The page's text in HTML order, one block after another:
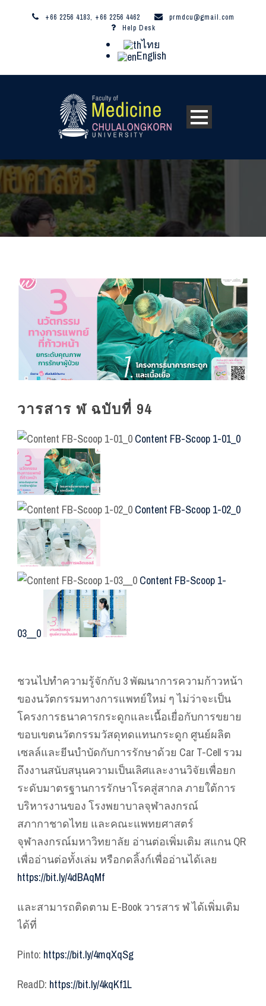
+66 2256 4183, +66 2256 4462
prmdcu@gmail.com
Help Desk
ไทย
English
วารสาร ฬ ฉบับที่ 94
Content FB-Scoop 1-01_0
Content FB-Scoop 1-02_0
Content FB-Scoop 1-
03__0
ชวนไปทำความรู้จักกับ 3 พัฒนาการความก้าวหน้า
ของนวัตกรรมทางการแพทย์ใหม่ ๆ ไม่ว่าจะเป็น
โครงการธนาคารกระดูกและเนื้อเยื่อกับการขยาย
ขอบเขตนวัตกรรมวัสดุทดแทนกระดูก ศูนย์ผลิต
เซลล์และยีนบำบัดกับการรักษาด้วย Car T-Cell รวม
ถึงงานสนับสนุนความเป็นเลิศและงานวิจัยเพื่อยก
ระดับมาตรฐานการรักษาโรคสู่สากล ภายใต้การ
บริหารงานของ โรงพยาบาลจุฬาลงกรณ์
สภากาชาดไทย และคณะแพทยศาสตร์
จุฬาลงกรณ์มหาวิทยาลัย อ่านต่อเพิ่มเติม สแกน QR
เพื่ออ่านต่อทั้งเล่ม หรือกดลิ้งก์เพื่ออ่านได้เลย
https://bit.ly/4dBAqMf
และสามารถติดตาม E-Book วารสาร ฬ ได้เพิ่มเติม
ได้ที่
Pinto: https://bit.ly/4mqXqSg
ReadD: https://bit.ly/4kqKf1L